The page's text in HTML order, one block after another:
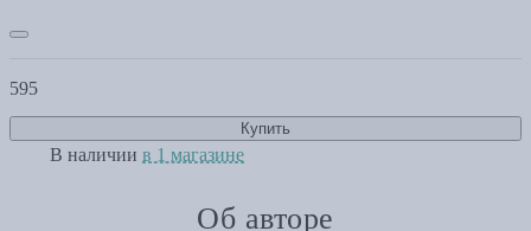
595
Купить
В наличии в 1 магазине
Об авторе